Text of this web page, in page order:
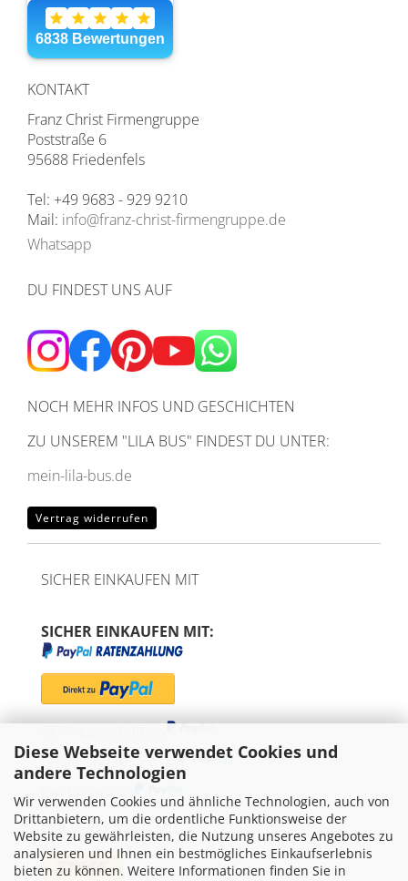
Diese Webseite verwendet Cookies und
andere Technologien
Wir verwenden Cookies und ähnliche Technologien, auch von
Drittanbietern, um die ordentliche Funktionsweise der
Website zu gewährleisten, die Nutzung unseres Angebotes zu
analysieren und Ihnen ein bestmögliches Einkaufserlebnis
bieten zu können. Weitere Informationen finden Sie in
KONTAKT
Franz Christ Firmengruppe
Poststraße 6
95688 Friedenfels
Tel: +49 9683 - 929 9210
Mail: info@franz-christ-firmengruppe.de
Whatsapp
DU FINDEST UNS AUF
NOCH MEHR INFOS UND GESCHICHTEN
ZU UNSEREM "LILA BUS" FINDEST DU UNTER:
mein-lila-bus.de
Vertrag widerrufen
SICHER EINKAUFEN MIT
SICHER EINKAUFEN MIT:
"Später bezahlen" via
Kreditkarte via
WIR VERSENDEN MIT